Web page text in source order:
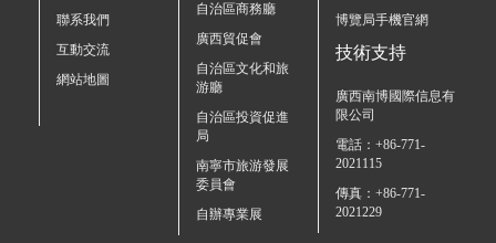
聯系我們
互動交流
網站地圖
自治區商務廳
廣西貿促會
自治區文化和旅
游廳
自治區投資促進
局
南寧市旅游發展
委員會
自辦專業展
博覽局手機官網
技術支持
廣西南博國際信息有
限公司
電話：+86-771-
2021115
傳真：+86-771-
2021229